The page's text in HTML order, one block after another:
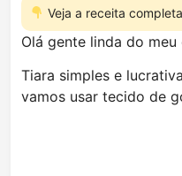
Veja a receita
Olá gente linda do meu
Tiara simples e
vamos usar tecido de